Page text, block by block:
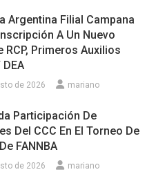
Argentina Filial Campana
A Un Nuevo
RCP, Primeros Auxilios
DEA
de 2026 mariano
Participación De
Del CCC En El Torneo De
FANNBA
de 2026 mariano